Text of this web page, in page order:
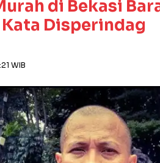
di Bekasi
Disperindag
WIB